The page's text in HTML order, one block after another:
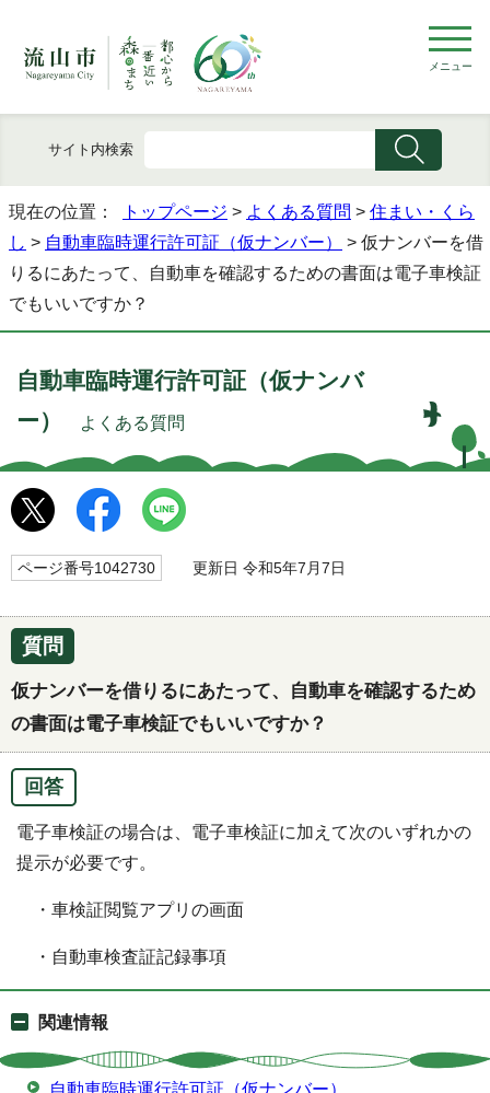
メニュー
サイト内検索
現在の位置： トップページ > よくある質問 > 住まい・くら
し > 自動車臨時運行許可証（仮ナンバー）
> 仮ナンバーを借
りるにあたって、自動車を確認するための書面は電子車検証
でもいいですか？
自動車臨時運行許可証（仮ナンバ
ー）
よくある質問
ページ番号1042730 更新日 令和5年7月7日
質問
仮ナンバーを借りるにあたって、自動車を確認するため
の書面は電子車検証でもいいですか？
回答
電子車検証の場合は、電子車検証に加えて次のいずれかの
提示が必要です。
・車検証閲覧アプリの画面
・自動車検査証記録事項
関連情報